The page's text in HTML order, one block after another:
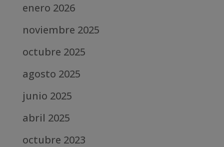
enero 2026
noviembre 2025
octubre 2025
agosto 2025
junio 2025
abril 2025
octubre 2023